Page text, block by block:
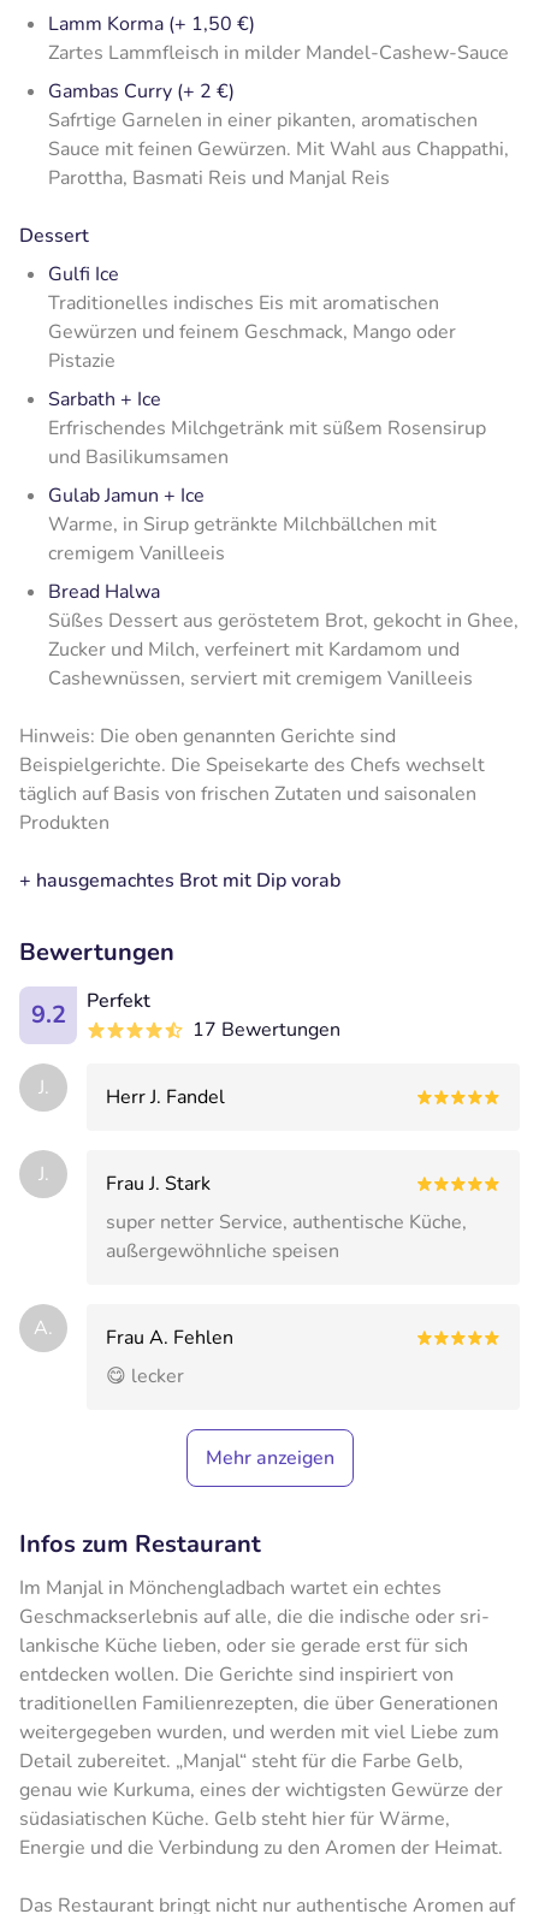
Lamm Korma (+ 1,50 €)
Zartes Lammfleisch in milder Mandel-Cashew-Sauce
Gambas Curry (+ 2 €)
Safrtige Garnelen in einer pikanten, aromatischen
Sauce mit feinen Gewürzen. Mit Wahl aus Chappathi,
Parottha, Basmati Reis und Manjal Reis
Dessert
Gulfi Ice
Traditionelles indisches Eis mit aromatischen
Gewürzen und feinem Geschmack, Mango oder
Pistazie
Sarbath + Ice
Erfrischendes Milchgetränk mit süßem Rosensirup
und Basilikumsamen
Gulab Jamun + Ice
Warme, in Sirup getränkte Milchbällchen mit
cremigem Vanilleeis
Bread Halwa
Süßes Dessert aus geröstetem Brot, gekocht in Ghee,
Zucker und Milch, verfeinert mit Kardamom und
Cashewnüssen, serviert mit cremigem Vanilleeis
Hinweis: Die oben genannten Gerichte sind
Beispielgerichte. Die Speisekarte des Chefs wechselt
täglich auf Basis von frischen Zutaten und saisonalen
Produkten
+ hausgemachtes Brot mit Dip vorab
Bewertungen
9.2
Perfekt
17 Bewertungen
J. Herr J. Fandel
J.
Frau J. Stark
super netter Service, authentische Küche,
außergewöhnliche speisen
A.
Frau A. Fehlen
😋 lecker
Mehr anzeigen
Infos zum Restaurant
Im Manjal in Mönchengladbach wartet ein echtes
Geschmackserlebnis auf alle, die die indische oder sri-
lankische Küche lieben, oder sie gerade erst für sich
entdecken wollen. Die Gerichte sind inspiriert von
traditionellen Familienrezepten, die über Generationen
weitergegeben wurden, und werden mit viel Liebe zum
Detail zubereitet. „Manjal“ steht für die Farbe Gelb,
genau wie Kurkuma, eines der wichtigsten Gewürze der
südasiatischen Küche. Gelb steht hier für Wärme,
Energie und die Verbindung zu den Aromen der Heimat.
Das Restaurant bringt nicht nur authentische Aromen auf